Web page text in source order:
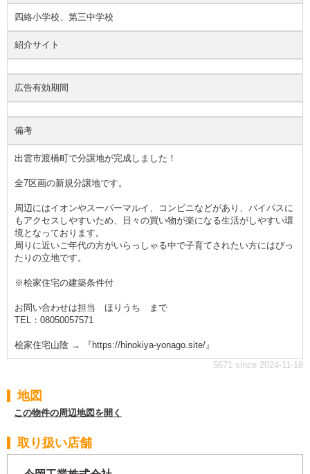
四絡小学校、第三中学校
紹介サイト
広告有効期間
備考
出雲市渡橋町で分譲地が完成しました！
全7区画の新規分譲地です。
周辺にはイオンやスーパーマルイ、コンビニなどがあり、バイパスに
もアクセスしやすいため、日々の買い物が楽になる生活がしやすい環
境となっております。
周りに近いご年代の方がいらっしゃる中で子育てされたい方にはぴっ
たりの立地です。
※桧家住宅の建築条件付
お問い合わせは担当 ほりうち まで
TEL：08050057571
桧家住宅山陰 → 『https://hinokiya-yonago.site/』
5671 since 2024-11-18
地図
この物件の周辺地図を開く
取り扱い店舗